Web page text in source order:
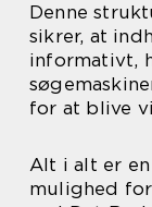
Denne
sikrer, at
informativt,
for at blive
Alt i alt er
mulighed